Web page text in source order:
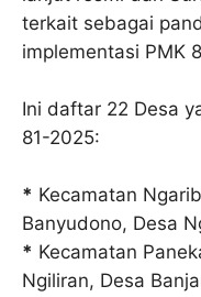
terkait sebagai
implementasi PMK
Ini daftar 22 Desa
81-2025:
* Kecamatan
Banyudono, Desa
* Kecamatan
Ngiliran, Desa